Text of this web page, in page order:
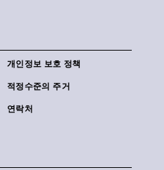
개인정보 보호 정책
적정수준의 주거
연락처